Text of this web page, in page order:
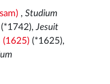
, Studium
Jesuit
(*1625),